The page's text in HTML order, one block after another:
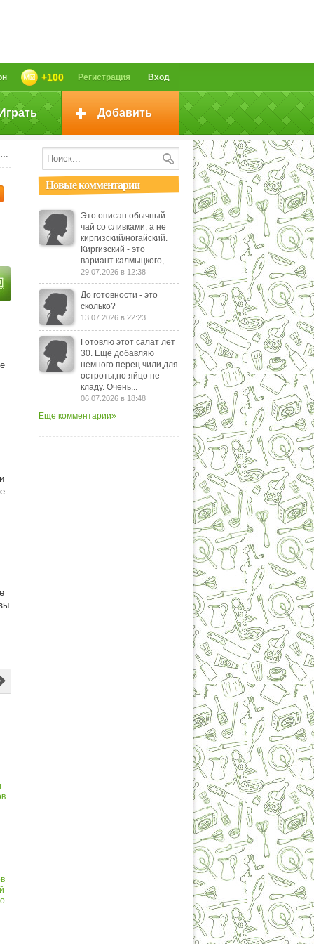
Вход
Регистрация
+100
Добавить
Новые комментарии
Это описан обычный
чай со сливками, а не
киргизский/ногайский.
Киргизский - это
вариант калмыцкого,...
29.07.2026 в 12:38
До готовности - это
сколько?
13.07.2026 в 22:23
Готовлю этот салат лет
30. Ещё добавляю
немного перец чили,для
остроты,но яйцо не
кладу. Очень...
06.07.2026 в 18:48
Еще комментарии»